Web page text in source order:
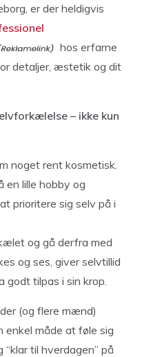
er der heldigvis
hos erfarne
detaljer, æstetik og dit
– ikke kun
noget rent kosmetisk.
en lille hobby og
prioritere sig selv på i
og gå derfra med
og ses, giver selvtillid
tilpas i sin krop.
(og flere mænd)
enkel måde at føle sig
til hverdagen” på